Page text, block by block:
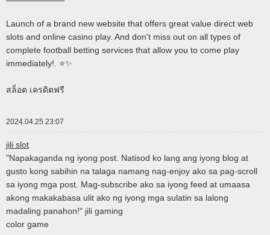
Launch of a brand new website that offers great value direct web
slots and online casino play. And don't miss out on all types of
complete football betting services that allow you to come play
immediately!. ⭐✨
สล็อต เครดิตฟรี
2024.04.25 23:07
jili slot
"Napakaganda ng iyong post. Natisod ko lang ang iyong blog at
gusto kong sabihin na talaga namang nag-enjoy ako sa pag-scroll
sa iyong mga post. Mag-subscribe ako sa iyong feed at umaasa
akong makakabasa ulit ako ng iyong mga sulatin sa lalong
madaling panahon!" jili gaming
color game